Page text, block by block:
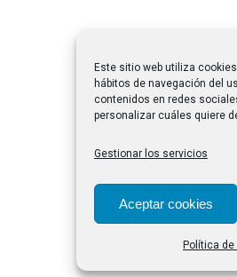
Este sitio web utiliza
hábitos de navegación del
contenidos en redes
personalizar cuáles quiere
Gestionar los servicios
Aceptar cookies
Política